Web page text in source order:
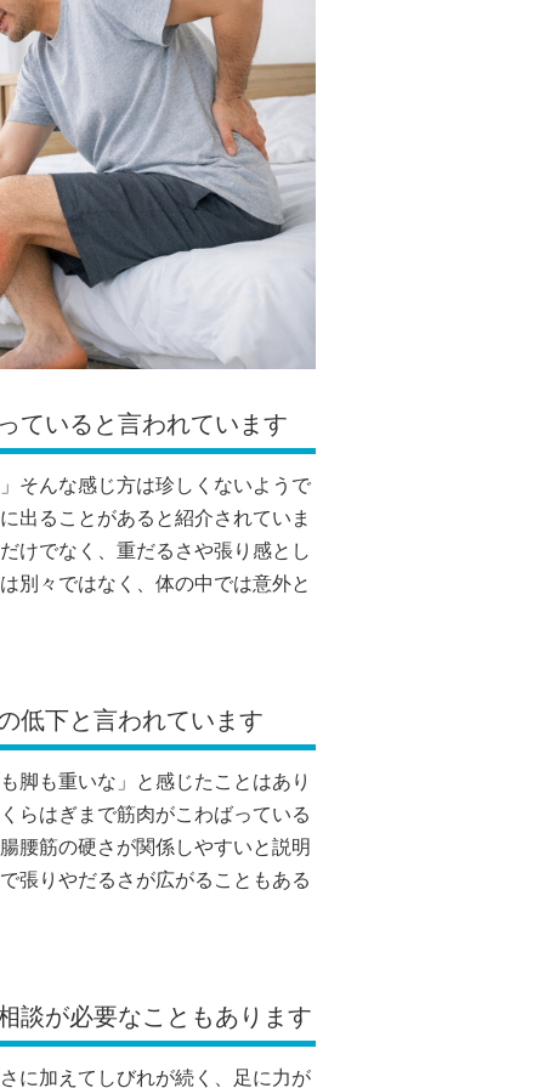
ていると言われています
そんな感じ方は珍しくないようで
出ることがあると紹介されていま
けでなく、重だるさや張り感とし
別々ではなく、体の中では意外と
低下と言われています
脚も重いな」と感じたことはあり
らはぎまで筋肉がこわばっている
腰筋の硬さが関係しやすいと説明
張りやだるさが広がることもある
談が必要なこともあります
に加えてしびれが続く、足に力が